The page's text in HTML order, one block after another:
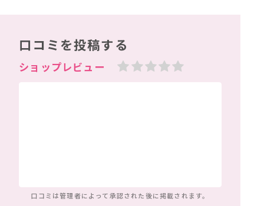
口コミを投稿する
口コミは管理者によって承認された後に掲載されます。